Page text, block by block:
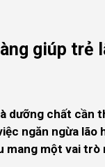
giúp trẻ
dưỡng chất cần
ngăn ngừa
mang một vai